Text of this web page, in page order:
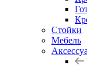
Стойки
Мебель